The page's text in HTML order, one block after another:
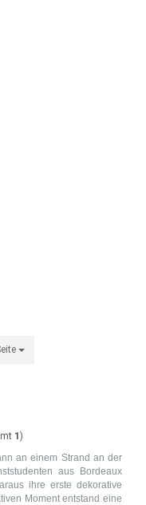
1 )
an einem Strand an der
aus Bordeaux
ihre erste dekorative
Moment entstand eine